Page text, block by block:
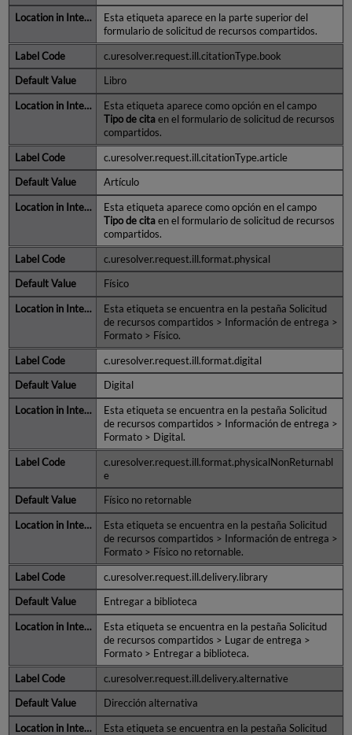
Esta etiqueta aparece en la parte superior del
formulario de solicitud de recursos compartidos.
c.uresolver.request.ill.citationType.book
Libro
Esta etiqueta aparece como opción en el campo
Tipo de cita en el formulario de solicitud de recursos
compartidos.
c.uresolver.request.ill.citationType.article
Artículo
Esta etiqueta aparece como opción en el campo
Tipo de cita en el formulario de solicitud de recursos
compartidos.
c.uresolver.request.ill.format.physical
Físico
Esta etiqueta se encuentra en la pestaña Solicitud
de recursos compartidos > Información de entrega >
Formato > Físico.
c.uresolver.request.ill.format.digital
Digital
Esta etiqueta se encuentra en la pestaña Solicitud
de recursos compartidos > Información de entrega >
Formato > Digital.
c.uresolver.request.ill.format.physicalNonReturnabl
e
Físico no retornable
Esta etiqueta se encuentra en la pestaña Solicitud
de recursos compartidos > Información de entrega >
Formato > Físico no retornable.
c.uresolver.request.ill.delivery.library
Entregar a biblioteca
Esta etiqueta se encuentra en la pestaña Solicitud
de recursos compartidos > Lugar de entrega >
Formato > Entregar a biblioteca.
c.uresolver.request.ill.delivery.alternative
Dirección alternativa
Esta etiqueta se encuentra en la pestaña Solicitud